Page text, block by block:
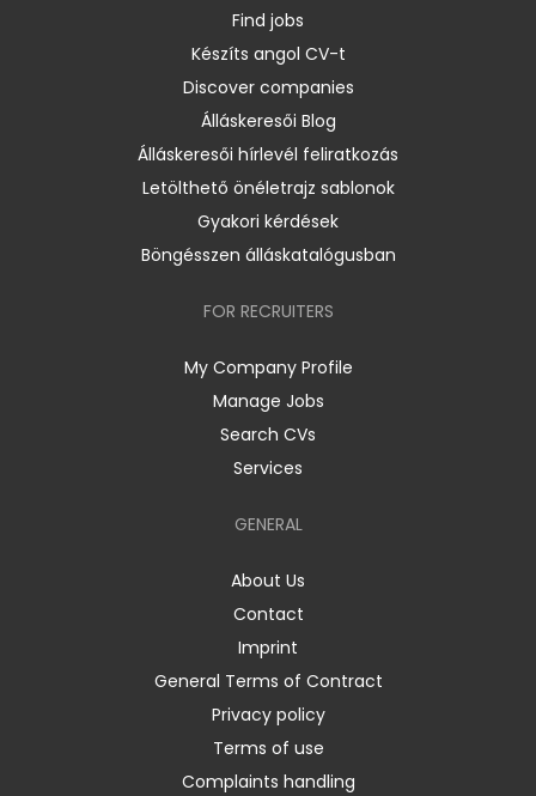
Find jobs
Készíts angol CV-t
Discover companies
Álláskeresői Blog
Álláskeresői hírlevél feliratkozás
Letölthető önéletrajz sablonok
Gyakori kérdések
Böngésszen álláskatalógusban
FOR RECRUITERS
My Company Profile
Manage Jobs
Search CVs
Services
GENERAL
About Us
Contact
Imprint
General Terms of Contract
Privacy policy
Terms of use
Complaints handling